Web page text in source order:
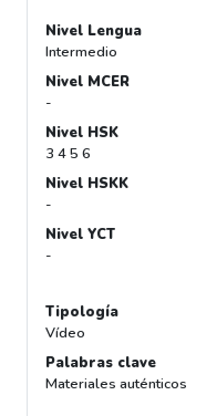
Nivel Lengua
Intermedio
Nivel MCER
-
Nivel HSK
3 4 5 6
Nivel HSKK
-
Nivel YCT
-
Tipología
Vídeo
Palabras clave
Materiales auténticos